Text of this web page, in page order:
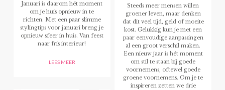
Januari is daarom hét moment
om je huis opnieuw in te
richten. Met een paar slimme
stylingtips voor januari breng je
opnieuw sfeer in huis. Van feest
naar fris interieur!
LEES MEER
Steeds meer mensen willen
groener leven, maar denken
dat dit veel tijd, geld of moeite
kost. Gelukkig kun je met een
paar eenvoudige aanpassingen
al een groot verschil maken.
Een nieuw jaar is hét moment
om stil te staan bij goede
voornemens, oftewel goede
groene voornemens. Om je te
inspireren zetten we drie